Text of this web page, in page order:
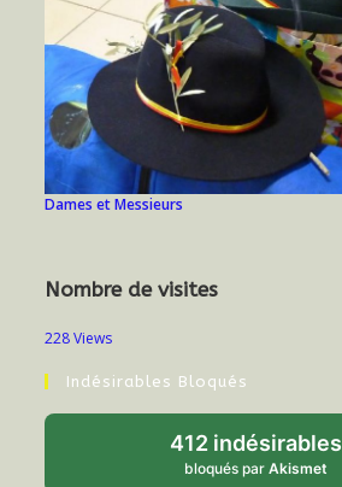
Dames et Messieurs
Nombre de visites
228 Views
Indésirables Bloqués
412 indésirables
bloqués par Akismet